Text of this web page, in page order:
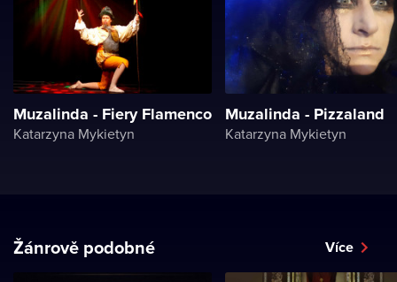
Muzalinda - Fiery Flamenco
Katarzyna Mykietyn
Muzalinda - Pizzaland
Katarzyna Mykietyn
Žánrově podobné Více